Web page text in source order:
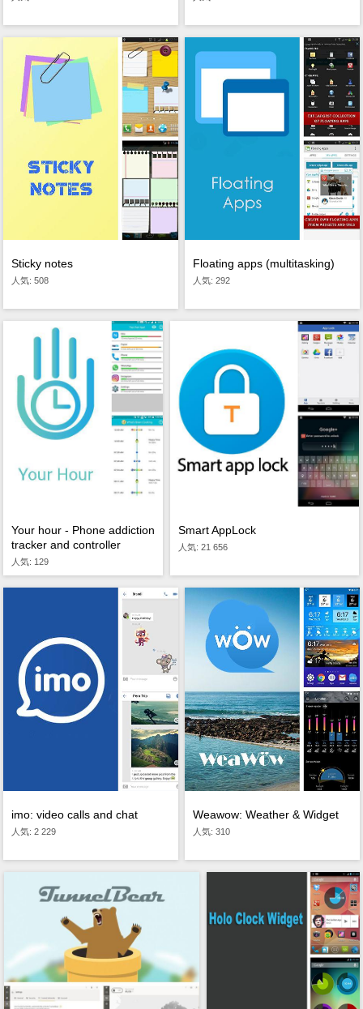
Sticky notes
人気: 508
Floating apps (multitasking)
人気: 292
Your hour - Phone addiction
tracker and controller
人気: 129
Smart AppLock
人気: 21 656
imo: video calls and chat
人気: 2 229
Weawow: Weather & Widget
人気: 310